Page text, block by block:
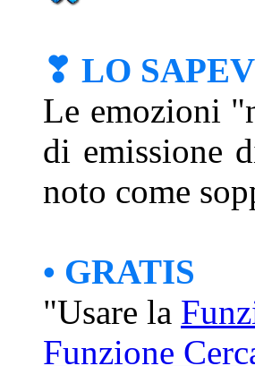
❣ LO
Le emozioni
di emissione
noto come
• GRATIS
"Usare la
Funzione